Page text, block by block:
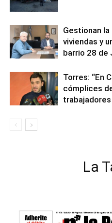
Gestionan
viviendas y
barrio 28 de
Torres: “En
cómplices
La